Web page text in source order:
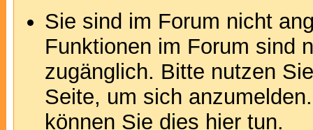
Sie sind im Forum nicht
Funktionen im Forum sind
zugänglich. Bitte nutzen
Seite, um sich
können Sie dies hier tun.